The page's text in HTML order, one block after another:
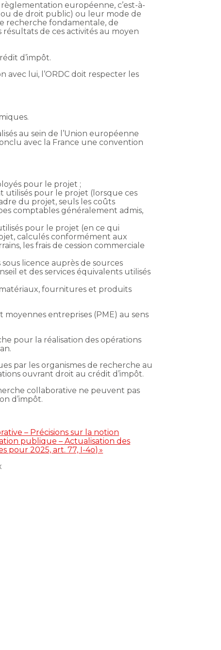
règlementation européenne, c’est-à-
de droit public) ou leur mode de
recherche fondamentale, de
de ces activités au moyen
d’impôt.
lui, l’ORDC doit respecter les
au sein de l’Union européenne
avec la France une convention
pour le projet ;
utilisés pour le projet (lorsque ces
du projet, seuls les coûts
comptables généralement admis,
pour le projet (en ce qui
calculés conformément aux
les frais de cession commerciale
licence auprès de sources
et des services équivalents utilisés
fournitures et produits
moyennes entreprises (PME) au sens
pour la réalisation des opérations
par les organismes de recherche au
ouvrant droit au crédit d’impôt.
collaborative ne peuvent pas
d’impôt.
– Précisions sur la notion
publique – Actualisation des
pour 2025, art. 77, I-4o) »